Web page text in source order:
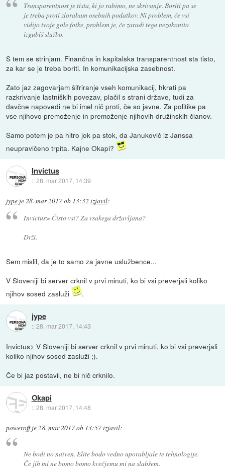
Transparentnost je tista, ki jo rabimo, ne skrivanje. Boriti pa se
je treba proti zlorabam osebnih podatkov. Ni problem, če vsi
vidijo tvoje gole fotke, problem je, če zaradi tega nezakonito
izgubiš službo.
S tem se strinjam. Finančna in kapitalska transparentnost sta tisto,
za kar se je treba boriti. In komunikacijska zasebnost.
Zato jaz zagovarjam šifriranje vseh komunikacij, hkrati pa
razkrivanje lastniških povezav, plačil s strani države, tudi za
davčne napovedi ne bi imel nič proti, če so javne. Za politike pa
vse njihovo premoženje in premoženje njihovih družinskih članov.
Samo potem je pa hitro jok pa stok, da Janukovič iz Janssa
neupravičeno trpita. Kajne Okapi?
Invictus
::28. mar 2017, 14:39
jype je28. mar 2017 ob 13:32 izjavil:
Invictus> Čisto vsi? Za vsakega državljana?
Drži.
Sem mislil, da je to samo za javne uslužbence...
V Sloveniji bi server crknil v prvi minuti, ko bi vsi preverjali koliko
njihov sosed zasluži
.
jype
::28. mar 2017, 14:43
Invictus> V Sloveniji bi server crknil v prvi minuti, ko bi vsi preverjali
koliko njihov sosed zasluži ;).
Če bi jaz postavil, ne bi nič crknilo.
Okapi
::28. mar 2017, 14:48
poweroffje28. mar 2017 ob 13:57izjavil:
Ne bodi no naiven. Elite bodo vedno uporabljale te tehnologije.
Če jih mi ne bomo bomo kvečjemu mi na slabšem.